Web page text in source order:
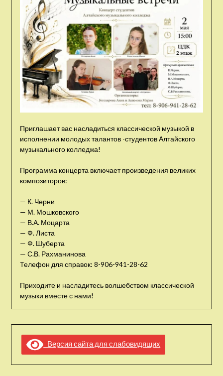
Приглашает вас насладиться классической музыкой в
исполнении молодых талантов -студентов Алтайского
музыкального колледжа!
Программа концерта включает произведения великих
композиторов:
— К. Черни
— М. Мошковского
— В.А. Моцарта
— Ф. Листа
— Ф. Шуберта
— С.В. Рахманинова
Телефон для справок: 8-906-941-28-62
Приходите и насладитесь волшебством классической
музыки вместе с нами!
Версия сайта для слабовидящих